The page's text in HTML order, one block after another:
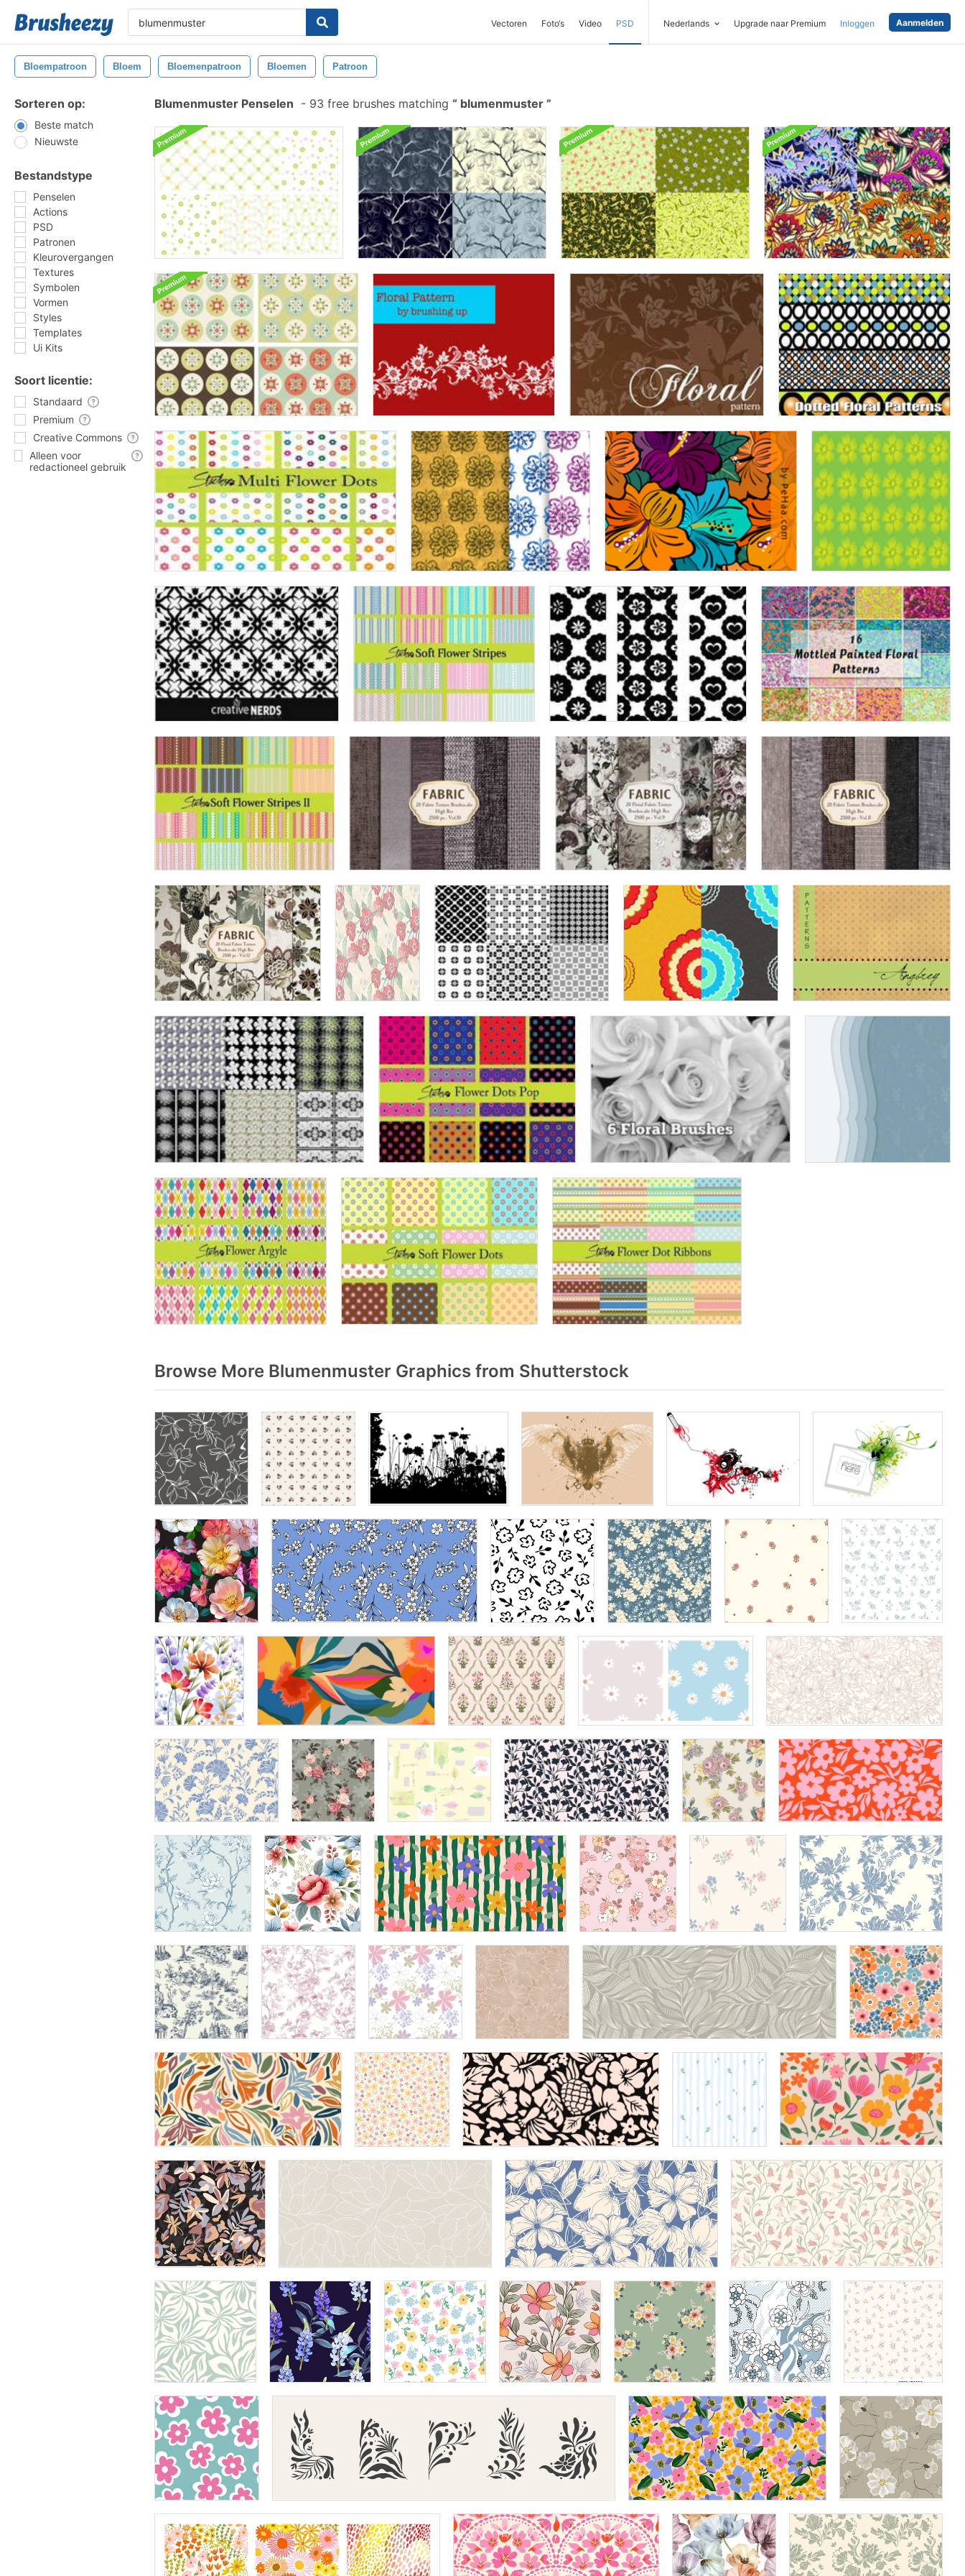
Vectoren Foto‘s Video PSD Nederlands Upgrade naar Premium Inloggen Aanmelden
Bloempatroon Bloem Bloemenpatroon Bloemen Patroon
Sorteren op:
Beste match
Nieuwste
Bestandstype
Penselen
Actions
PSD
Patronen
Kleurovergangen
Textures
Symbolen
Vormen
Styles
Templates
Ui Kits
Soort licentie:
Standaard
Premium
Creative Commons
Alleen voor
redactioneel gebruik
Blumenmuster Penselen - 93 free brushes matching blumenmuster
Browse More Blumenmuster Graphics from Shutterstock